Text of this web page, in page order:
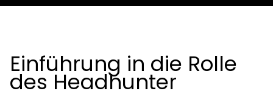
Einführung in die Rolle
des Headhunter